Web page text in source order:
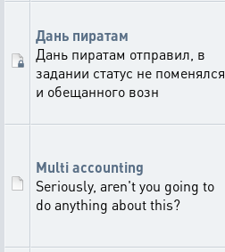
Дань пиратам
Дань пиратам отправил, в
задании статус не поменялся
и обещанного возн
Multi accounting
Seriously, aren't you going to
do anything about this?